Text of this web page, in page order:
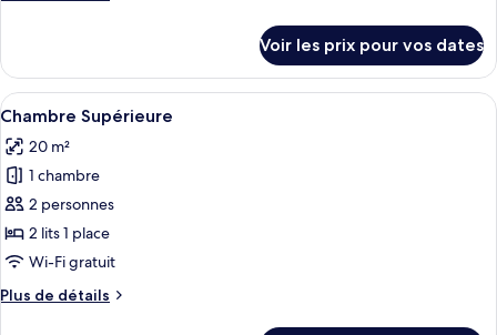
chambre :
le
type
de
Chambre
Supérieure
Voir les prix pour vos dates
Afficher
toutes
les
photos
pour
ce
type
chambre :
Une chambre d’hôtel avec deux lits,
2
Chambre Supérieure
20 m²
1 chambre
2 personnes
2 lits 1 place
Wi-Fi gratuit
Plus de détails
Plus